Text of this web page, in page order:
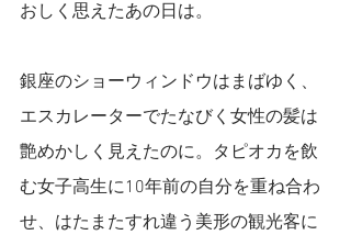
おしく思えたあの日は。
銀座のショーウィンドウはまばゆく、
エスカレーターでたなびく女性の髪は
艶めかしく見えたのに。タピオカを飲
む女子高生に10年前の自分を重ね合わ
せ、はたまたすれ違う美形の観光客に